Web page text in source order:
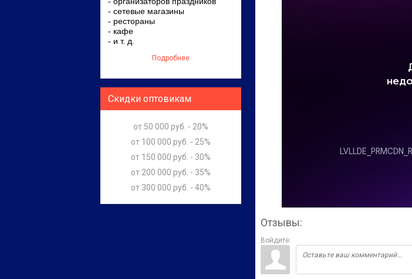
Отзывы:
Войдите:
- сетевые магазины
- рестораны
- кафе
- и т. д.
Подробнее
Скидки оптовикам
от 50 000 руб. - 20%
от 100 000 руб. - 25%
от 150 000 руб. - 30%
от 200 000 руб. - 35%
от 300 000 руб. - 40%